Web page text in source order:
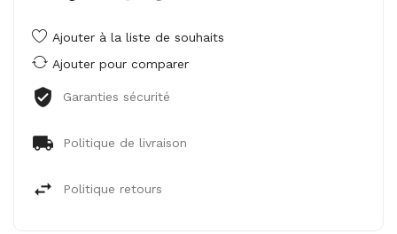
Ajouter à la liste de souhaits
Ajouter pour comparer
Garanties sécurité
Politique de livraison
Politique retours